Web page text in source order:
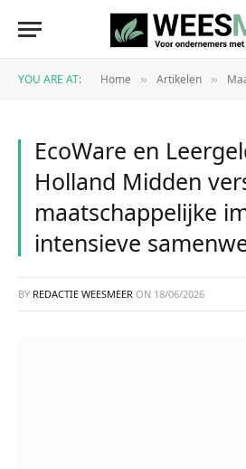
YOU ARE AT: Home » Artikelen »
EcoWare en
Holland Midden
maatschappelijke
intensieve
BY REDACTIE WEESMEER ON 18/06/2026